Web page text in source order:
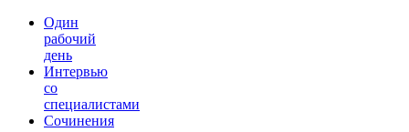
Один
рабочий
день
Интервью
со
специалистами
Сочинения